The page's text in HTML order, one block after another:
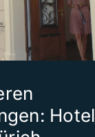
Hotel